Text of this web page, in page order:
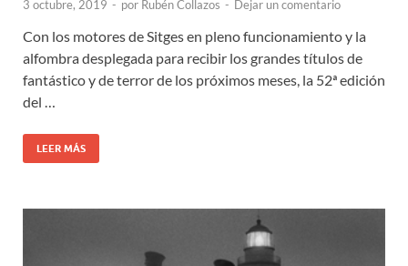
3 octubre, 2019 - por Rubén Collazos - Dejar un comentario
Con los motores de Sitges en pleno funcionamiento y la
alfombra desplegada para recibir los grandes títulos de
fantástico y de terror de los próximos meses, la 52ª edición
del …
LEER MÁS